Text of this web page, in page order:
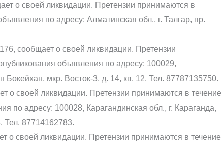
о своей ликвидации. Претензии принимаются в
по адресу: Алматинская обл., г. Талгар, пр.
сообщает о своей ликвидации. Претензии
объявления по адресу: 100029,
Бөкейхан, мкр. Восток-3, д. 14, кв. 12. Тел. 87787135750.
своей ликвидации. Претензии принимаются в течение
по адресу: 100028, Карагандинская обл., г. Караганда,
Тел. 87714162783.
своей ликвидации. Претензии принимаются в течение